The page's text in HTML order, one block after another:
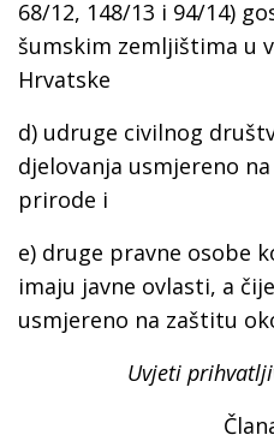
68/12, 148/13 i 94/14)
šumskim zemljištima u
Hrvatske
d) udruge civilnog
djelovanja usmjereno
prirode i
e) druge pravne osobe
imaju javne ovlasti, a
usmjereno na zaštitu
Uvjeti